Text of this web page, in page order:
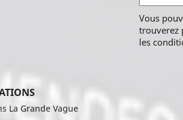
Vous
trouverez
les
La Grande Vague